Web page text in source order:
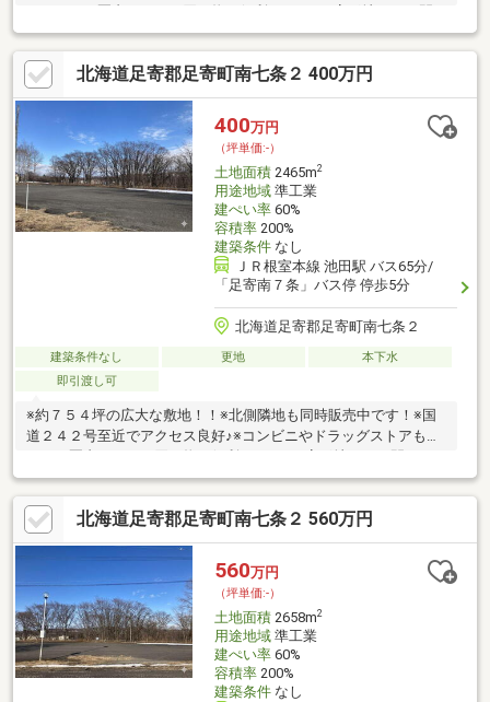
も５００ｍ圏内にありお買い物も便利です！！※変形地につき間
口、奥行きは参考となります。※36番1は準工業地域（建ぺい率
60％容積率200％）、46番1は白地地域（建ぺい率40％容積率は
80％）に該当します。※46番1は傾斜地です。
北海道足寄郡足寄町南七条２ 400万円
400万円
（坪単価:-）
土地面積2465m2
用途地域準工業
建ぺい率60%
容積率200%
建築条件なし
ＪＲ根室本線 池田駅 バス65分/
「足寄南７条」バス停 停歩5分
北海道足寄郡足寄町南七条２
建築条件なし 更地
本下水
即引渡し可
※約７５４坪の広大な敷地！！※北側隣地も同時販売中です！※国
道２４２号至近でアクセス良好♪※コンビニやドラッグストアも５
奥行きは参考となります。※36番2は準工業地域（建ぺい率60％容
積率200％）46番2および46番5は白地地域（建ぺい率40％容積率
は80％）に該当します。※46番2、46番5は傾斜地です。
北海道足寄郡足寄町南七条２ 560万円
560万円
（坪単価:-）
土地面積2658m2
用途地域準工業
建ぺい率60%
容積率200%
建築条件なし